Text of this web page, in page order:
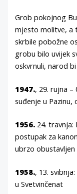
Grob pokojnog
mjesto molitve, a
skrbile pobožne
grobu bilo uvijek
oskvrnuli, narod
1947., 29. rujna
suđenje u Pazinu,
1956. 24. travnja:
postupak za
ubrzo obustavljen
1958., 13.
u Svetvinčenat